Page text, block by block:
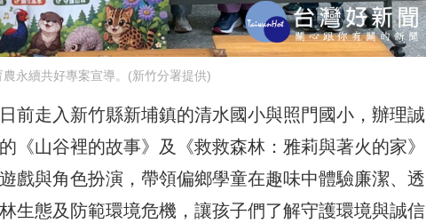
永續共好專案宣導。(新竹分署提供)
前走入新竹縣新埔鎮的清水國小與照門國小，辦理誠
《山谷裡的故事》及《救救森林：雅莉與著火的家》
戲與角色扮演，帶領偏鄉學童在趣味中體驗廉潔、透
生態及防範環境危機，讓孩子們了解守護環境與誠信